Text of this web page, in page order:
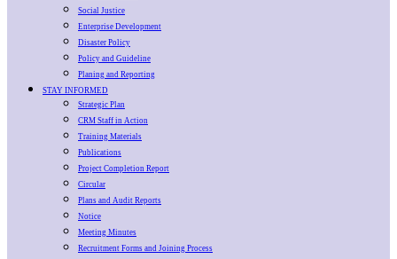
Social Justice
Enterprise Development
Disaster Policy
Policy and Guideline
Planing and Reporting
STAY INFORMED
Strategic Plan
CRM Staff in Action
Training Materials
Publications
Project Completion Report
Circular
Plans and Audit Reports
Notice
Meeting Minutes
Recruitment Forms and Joining Process